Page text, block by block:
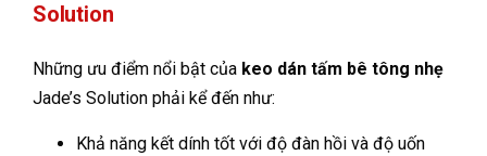
Solution
Những ưu điểm nổi bật của keo dán tấm bê tông nhẹ
Jade’s Solution phải kể đến như:
Khả năng kết dính tốt với độ đàn hồi và độ uốn